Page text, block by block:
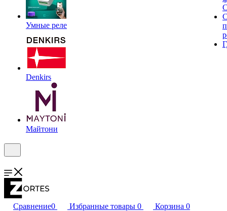
Умные реле
Denkirs
Майтони
Сравнение0 Избранные товары 0 Корзина 0